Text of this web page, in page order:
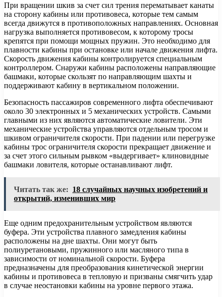
При вращении шкив за счет сил трения перематывает канаты
на сторону кабины или противовеса, которые тем самым
всегда движутся в противоположных направлениях. Основная
нагрузка выполняется противовесом, к которому тросы
крепятся при помощи мощных пружин. Это необходимо для
плавности кабины при остановке или начале движения лифта.
Скорость движения кабины контролируется специальным
контроллером. Снаружи кабины расположены направляющие
башмаки, которые скользят по направляющим шахты и
поддерживают кабину в вертикальном положении.
Безопасность пассажиров современного лифта обеспечивают
около 30 электронных и 5 механических устройств. Самыми
главными из них являются автоматические ловители. Эти
механические устройства управляются отдельным тросом и
шкивом ограничителя скорости. При падении или перегрузке
кабины трос ограничителя скорости прекращает движение и
за счет этого сильным рывком «выдергивает» клиновидные
башмаки ловителя, которые останавливают лифт.
Читать так же: 18 случайных научных изобретений и
открытий, изменивших мир
Еще одним предохранительным устройством являются
буфера. Эти устройства плавного замедления кабины
расположены на дне шахты. Они могут быть
полиуретановыми, пружинного или масляного типа в
зависимости от номинальной скорости. Буфера
предназначены для преобразования кинетической энергии
кабины и противовеса в тепловую и призваны смягчить удар
в случае неостановки кабины на уровне первого этажа.